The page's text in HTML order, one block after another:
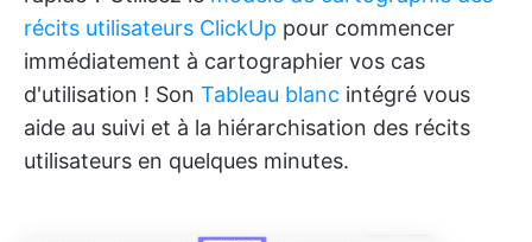
récits utilisateurs ClickUp pour commencer
immédiatement à cartographier vos cas
d'utilisation ! Son Tableau blanc intégré vous
aide au suivi et à la hiérarchisation des récits
utilisateurs en quelques minutes.